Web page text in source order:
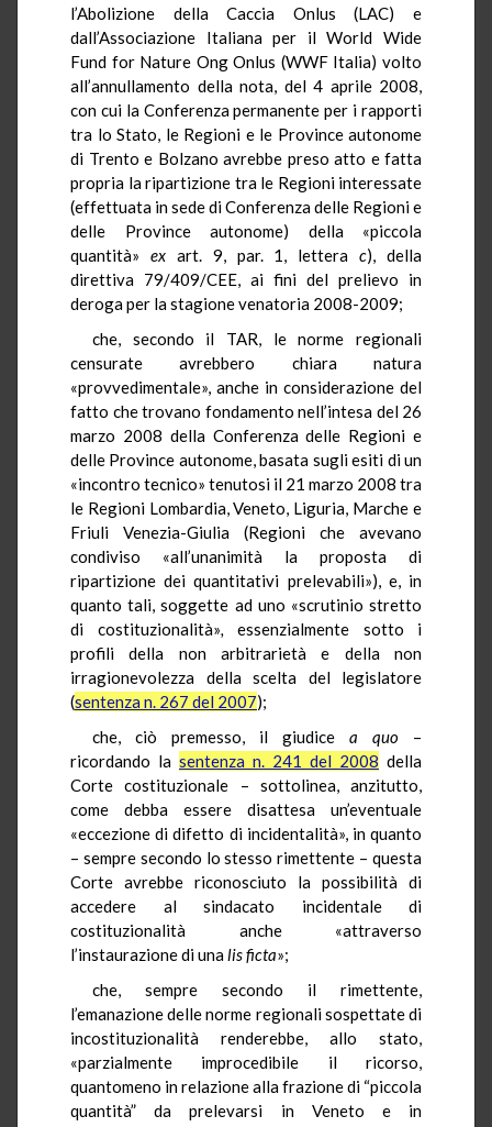
l’Abolizione della Caccia Onlus (LAC) e
dall’Associazione Italiana per il World Wide
Fund for Nature Ong Onlus (WWF Italia) volto
all’annullamento della nota, del 4 aprile 2008,
con cui la Conferenza permanente per i rapporti
tra lo Stato, le Regioni e le Province autonome
di Trento e Bolzano avrebbe preso atto e fatta
propria la ripartizione tra le Regioni interessate
(effettuata in sede di Conferenza delle Regioni e
delle Province autonome) della «piccola
quantità» exart. 9, par. 1, letterac), della
direttiva 79/409/CEE, ai fini del prelievo in
deroga per la stagione venatoria 2008-2009;
che, secondo il TAR, le norme regionali
censurate avrebbero chiara natura
«provvedimentale», anche in considerazione del
fatto che trovano fondamento nell’intesa del 26
marzo 2008 della Conferenza delle Regioni e
delle Province autonome, basata sugli esiti di un
«incontro tecnico» tenutosi il 21 marzo 2008 tra
le Regioni Lombardia, Veneto, Liguria, Marche e
Friuli Venezia-Giulia (Regioni che avevano
condiviso «all’unanimità la proposta di
ripartizione dei quantitativi prelevabili»), e, in
quanto tali, soggette ad uno «scrutinio stretto
di
costituzionalità», essenzialmente sotto i
profili della non arbitrarietà e della non
irragionevolezza della scelta del legislatore
(sentenza n. 267 del 2007);
che, ciò premesso, il giudice a quo –
ricordando la sentenza n. 241 del 2008 della
Corte costituzionale – sottolinea, anzitutto,
come debba essere disattesa un’eventuale
«eccezione di difetto di incidentalità», in quanto
– sempre secondo lo stesso rimettente – questa
Corte avrebbe riconosciuto la possibilità di
accedere al sindacato incidentale di
costituzionalità anche «attraverso
l’instaurazione di unalisficta»;
che, sempre secondo il rimettente,
l’emanazione delle norme regionali sospettate di
incostituzionalità renderebbe, allo stato,
«parzialmente improcedibile il ricorso,
quantomeno in relazione alla frazione di “piccola
quantità” da prelevarsi in Veneto e in